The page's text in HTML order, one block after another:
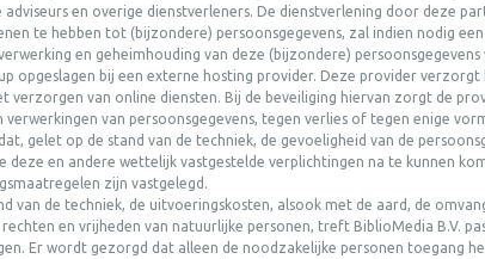
adviseurs en overige dienstverleners. De dienstverlening door deze
te hebben tot (bijzondere) persoonsgegevens, zal indien nodig
en geheimhouding van deze (bijzondere) persoonsgegevens
opgeslagen bij een externe hosting provider. Deze provider
verzorgen van online diensten. Bij de beveiliging hiervan zorgt de
van persoonsgegevens, tegen verlies of tegen enige
gelet op de stand van de techniek, de gevoeligheid van de
deze en andere wettelijk vastgestelde verplichtingen na te kunnen
zijn vastgelegd.
van de techniek, de uitvoeringskosten, alsook met de aard, de
en vrijheden van natuurlijke personen, treft BiblioMedia B.V.
Er wordt gezorgd dat alleen de noodzakelijke personen toegang